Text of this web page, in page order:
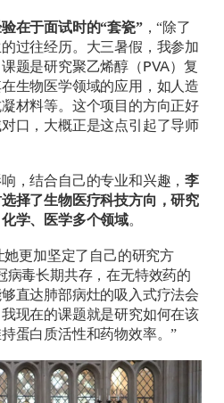
在于面试时的“套瓷”，“除了
过往经历。大三暑假，我参加
题是研究聚乙烯醇（PVA）复
生物医学领域的应用，如人造
材料等。这个项目的方向正好
口，大概正是这点引起了导师
，结合自己的专业和兴趣，李
择了生物医疗科技方向，研究
学、医学多个领域。
更加坚定了自己的研究方
病毒长期共存，在无特效药的
直达肺部病灶的吸入式疗法会
现在的课题就是研究如何在该
蛋白质活性和药物效率。”